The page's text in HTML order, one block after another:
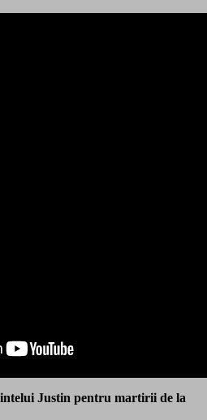
Justin pentru martirii de la